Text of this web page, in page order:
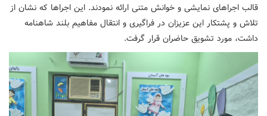
قالب اجراهای نمایشی و خوانش متنی ارائه نمودند. این اجراها که نشان از
تلاش و پشتکار این عزیزان در فراگیری و انتقال مفاهیم بلند شاهنامه
داشت، مورد تشویق حاضران قرار گرفت.